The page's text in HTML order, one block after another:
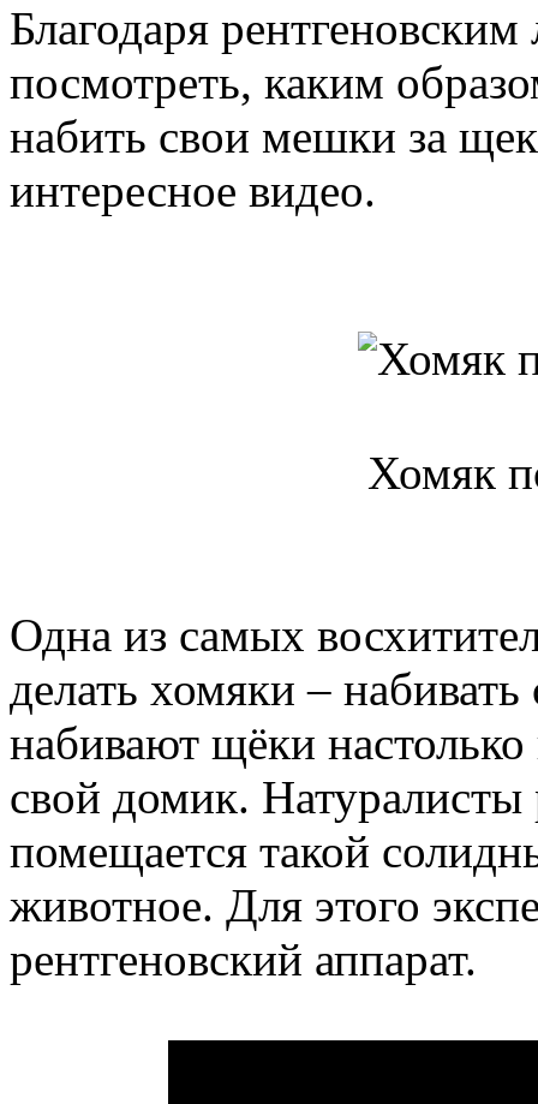
Благодаря
посмотреть, каким
набить свои мешки за
интересное видео.
Хомяк
Одна из самых
делать хомяки –
набивают щёки
свой домик.
помещается такой
животное. Для этого
рентгеновский аппарат.